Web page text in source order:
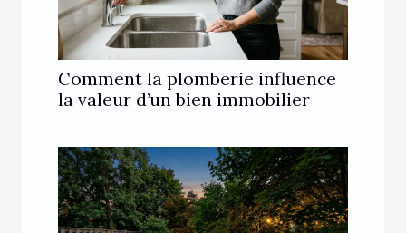
Comment la plomberie influence
la valeur d’un bien immobilier